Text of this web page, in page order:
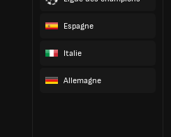
Espagne
Italie
Allemagne